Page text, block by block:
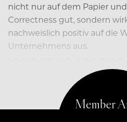
nicht nur auf dem Papier
Correctness gut, sondern
nachweislich positiv auf die
Unternehmens aus.